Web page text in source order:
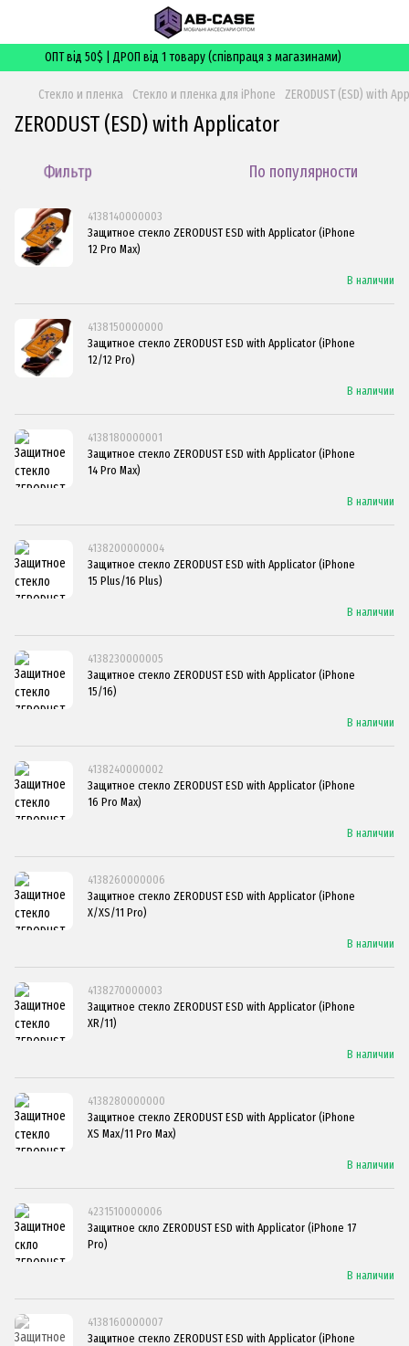
ОПТ від 50$ | ДРОП від 1 товару (співпраця з магазинами)
Стекло и пленка Стекло и пленка для iPhone ZERODUST (ESD) with
ZERODUST (ESD) with Applicator
Фильтр По популярности
4138140000003
Защитное стекло ZERODUST ESD with Applicator (iPhone
12 Pro Max)
В наличии
4138150000000
Защитное стекло ZERODUST ESD with Applicator (iPhone
12/12 Pro)
В наличии
4138180000001
Защитное стекло ZERODUST ESD with Applicator (iPhone
14 Pro Max)
В наличии
4138200000004
Защитное стекло ZERODUST ESD with Applicator (iPhone
15 Plus/16 Plus)
В наличии
4138230000005
Защитное стекло ZERODUST ESD with Applicator (iPhone
15/16)
В наличии
4138240000002
Защитное стекло ZERODUST ESD with Applicator (iPhone
16 Pro Max)
В наличии
4138260000006
Защитное стекло ZERODUST ESD with Applicator (iPhone
X/XS/11 Pro)
В наличии
4138270000003
Защитное стекло ZERODUST ESD with Applicator (iPhone
XR/11)
В наличии
4138280000000
Защитное стекло ZERODUST ESD with Applicator (iPhone
XS Max/11 Pro Max)
В наличии
4231510000006
Защитное скло ZERODUST ESD with Applicator (iPhone 17
Pro)
В наличии
4138160000007
Защитное стекло ZERODUST ESD with Applicator (iPhone